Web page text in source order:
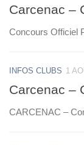
Carcenac –
Concours Officiel
INFOS CLUBS 1
Carcenac –
CARCENAC –